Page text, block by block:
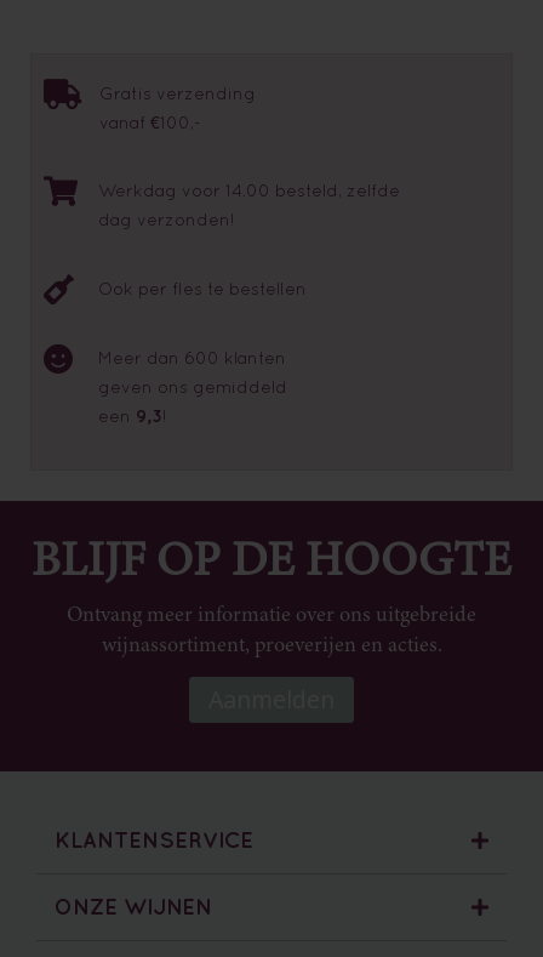
Gratis verzending
vanaf €100,-
Werkdag voor 14.00 besteld, zelfde
dag verzonden!
Ook per fles te bestellen
Meer dan 600 klanten
geven ons gemiddeld
een 9,3!
BLIJF OP DE HOOGTE
Ontvang meer informatie over ons uitgebreide
wijnassortiment, proeverijen en acties.
KLANTENSERVICE
Spaarprogramma
ONZE WIJNEN